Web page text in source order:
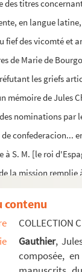
des titres
en langue
fief des vicomté
de Marie de
les griefs
mémoire de Jules
nominations par
de confederacion...
à S. M. [le roi
la mission
que representa á
en langue
en langue
sur le nom de
contenues... en ce
contenu
COLLECTION
Gauthier,
composée,